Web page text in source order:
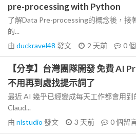
pre-processing with Python
了解Data Pre-processing的概念後，接
的...
由 duckravel48 發文 2 天前 0
【分享】台灣團隊開發 免費 AI
不用再到處找提示詞了
最近 AI 幾乎已經變成每天工作都會用到
Claud...
由 nlstudio 發文 3 天前 0個留